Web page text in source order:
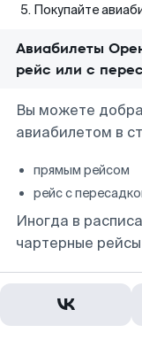
Покупайте
Авиабилеты
рейс или с
Вы можете
авиабилетом в
прямым рейсом
рейс с
Иногда в
чартерные